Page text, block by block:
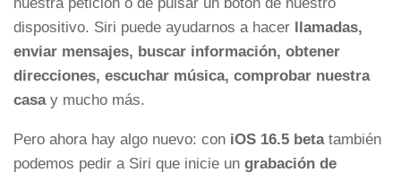
dispositivo. Siri puede ayudarnos a hacer llamadas,
enviar mensajes, buscar información, obtener
direcciones, escuchar música, comprobar nuestra
casa y mucho más.
Pero ahora hay algo nuevo: con iOS 16.5 beta también
podemos pedir a Siri que inicie un grabación de